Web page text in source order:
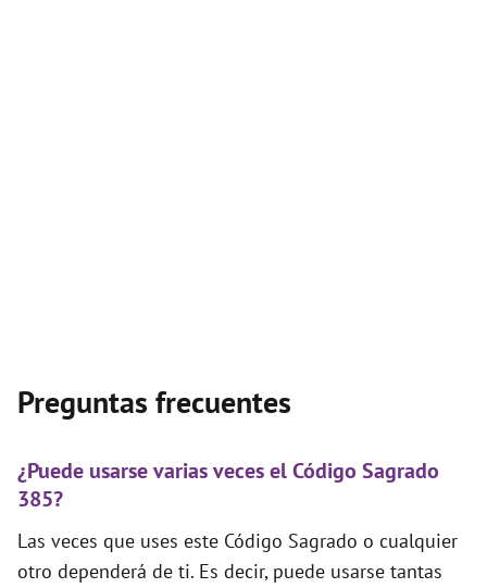
Preguntas frecuentes
¿Puede usarse varias veces el Código Sagrado
385?
Las veces que uses este Código Sagrado o cualquier
otro dependerá de ti. Es decir, puede usarse tantas